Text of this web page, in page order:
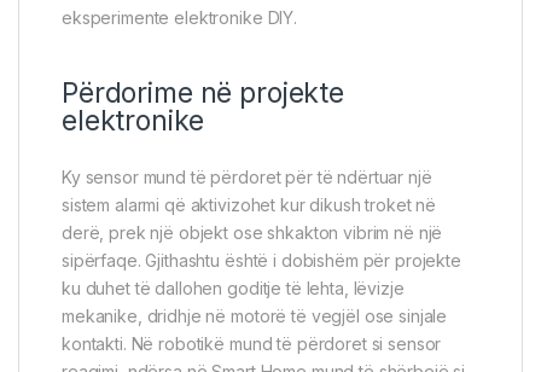
eksperimente elektronike DIY.
Përdorime në projekte
elektronike
Ky sensor mund të përdoret për të ndërtuar një
sistem alarmi që aktivizohet kur dikush troket në
derë, prek një objekt ose shkakton vibrim në një
sipërfaqe. Gjithashtu është i dobishëm për projekte
ku duhet të dallohen goditje të lehta, lëvizje
mekanike, dridhje në motorë të vegjël ose sinjale
kontakti. Në robotikë mund të përdoret si sensor